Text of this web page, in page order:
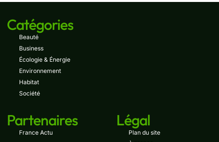
Catégories
Beauté
Business
Écologie & Énergie
Environnement
Habitat
Société
Partenaires
France Actu
Légal
Plan du site